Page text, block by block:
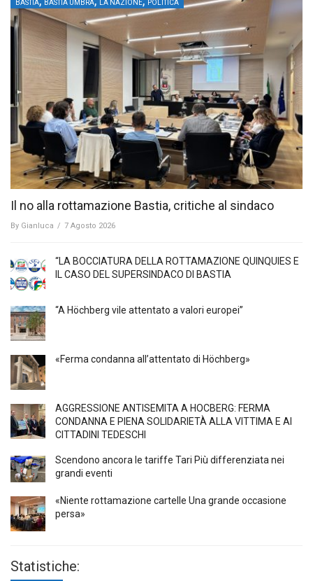
BASTIA BASTIA UMBRA LA NAZIONE POLITICA
Il no alla rottamazione Bastia, critiche al sindaco
By Gianluca / 7 Agosto 2026
“LA BOCCIATURA DELLA ROTTAMAZIONE QUINQUIES E
IL CASO DEL SUPERSINDACO DI BASTIA
“A Höchberg vile attentato a valori europei”
«Ferma condanna all’attentato di Höchberg»
AGGRESSIONE ANTISEMITA A HÖCBERG: FERMA
CONDANNA E PIENA SOLIDARIETÀ ALLA VITTIMA E AI
CITTADINI TEDESCHI
Scendono ancora le tariffe Tari Più differenziata nei
grandi eventi
«Niente rottamazione cartelle Una grande occasione
persa»
Statistiche: